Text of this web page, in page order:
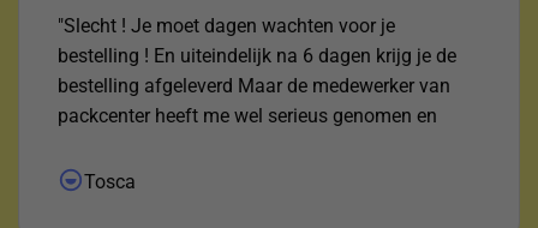
"Slecht ! Je moet dagen wachten voor je
bestelling ! En uiteindelijk na 6 dagen krijg je de
bestelling afgeleverd Maar de medewerker van
packcenter heeft me wel serieus genomen en
dank !"
Tosca